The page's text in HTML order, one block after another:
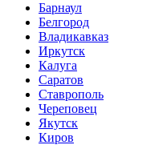
Барнаул
Белгород
Владикавказ
Иркутск
Калуга
Саратов
Ставрополь
Череповец
Якутск
Киров